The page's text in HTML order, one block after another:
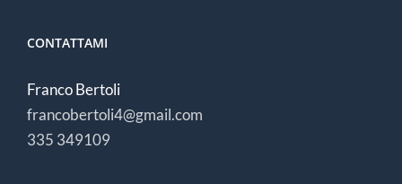
CONTATTAMI
Franco Bertoli
francobertoli4@gmail.com
‭335 349109